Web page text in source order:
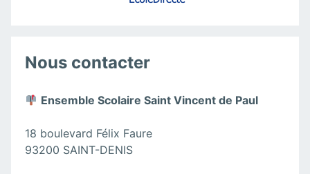
Nous contacter
Ensemble Scolaire Saint Vincent de Paul
18 boulevard Félix Faure
93200 SAINT-DENIS